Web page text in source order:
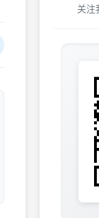
关注